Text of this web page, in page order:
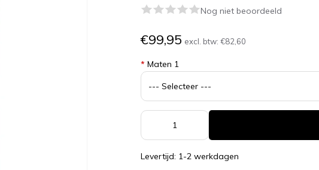
Nog niet beoordeeld
€99,95 excl. btw:€82,60
* Maten 1
Levertijd: 1-2 werkdagen